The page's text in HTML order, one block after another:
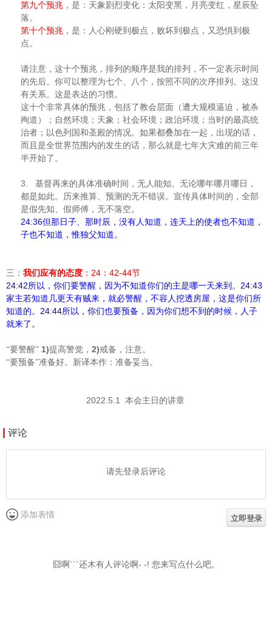
第九个预兆 ，是：天象剧烈变化：太阳变黑，月亮变红，星辰坠
落。
第十个预兆 ，是：人心刚硬到极点，败坏到极点，又恐惧到极
点。
请注意，这十个预兆，排列的顺序是我的排列，不一定表示时间
的先后。你可以整理为七个、八个，按照不同的次序排列。这没
有关系。这是表达的习惯。
这十个非常具体的预兆，包括了教会层面（遭大规模逼迫，被杀
殉道）；自然环境；天象；社会环境；政治环境；当时的最高统
治者；以色列国和圣殿的情况。如果都叠加在一起，出现的话，
而且是全世界范围内的发生的话，那么就是七年大灾难的前三年
半开始了。
3.
基督再来的具体准确时间，无人能知。无论哪年哪月哪日，
都是如此。历来推算、预测的无不错误。宣传具体时间的，全部
是假先知、假师傅，无不落空。
24:36但那日子、那时辰，没有人知道，连天上的使者也不知道，
子也不知道，惟独父知道。
三： 我们应有的态度 ： 24 ： 42-44节
24:42所以，你们要警醒，因为不知道你们的主是哪一天来到。 24:43
家主若知道几更天有贼来，就必警醒，不容人挖透房屋，这是你们所
知道的。 24:44所以，你们也要预备，因为你们想不到的时候，人子
就来了。
“要警醒” 1)提高警觉， 2)戒备，注意。
“要预备”准备好。新译本作：准备妥当。
2022.5.1 本会主日的讲章